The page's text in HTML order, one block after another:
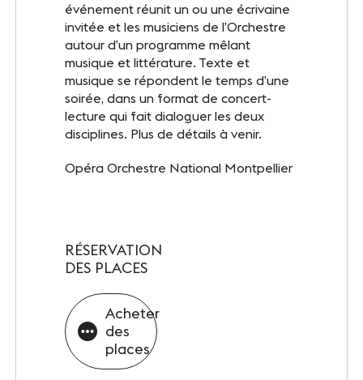
INFOS PRATIQUES
Accès
Accessibilité PMR
Restauration et hébergement
Sécurité et protocole sanitaire
Contact
SUIVEZ-NOUS
Facebook
événement réunit un ou une écrivaine
invitée et les musiciens de l’Orchestre
autour d’un programme mêlant
musique et littérature. Texte et
musique se répondent le temps d’une
soirée, dans un format de concert-
lecture qui fait dialoguer les deux
disciplines. Plus de détails à venir.
Opéra Orchestre National Montpellier
RÉSERVATION
DES PLACES
Acheter
des
places